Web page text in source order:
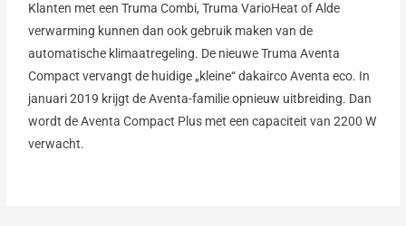
Klanten met een Truma Combi, Truma VarioHeat of Alde
verwarming kunnen dan ook gebruik maken van de
automatische klimaatregeling. De nieuwe Truma Aventa
Compact vervangt de huidige „kleine“ dakairco Aventa eco. In
januari 2019 krijgt de Aventa-familie opnieuw uitbreiding. Dan
wordt de Aventa Compact Plus met een capaciteit van 2200 W
verwacht.